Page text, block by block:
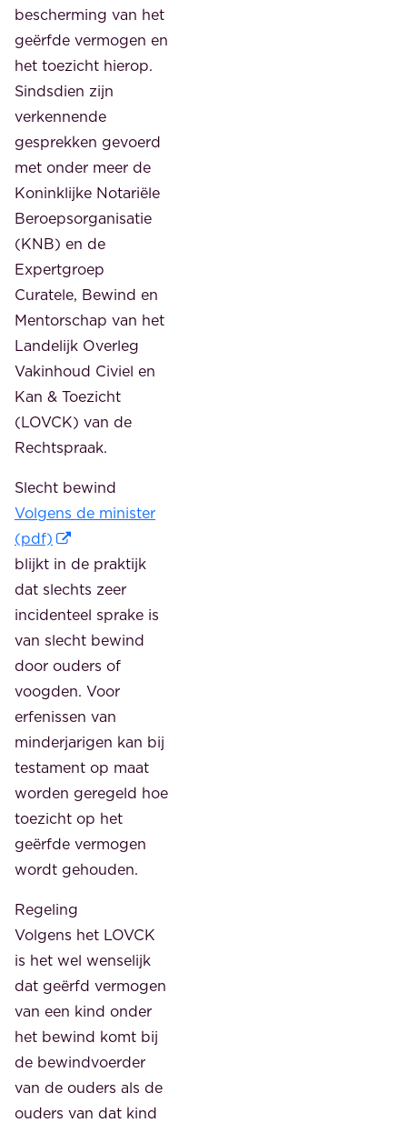
bescherming van het
geërfde vermogen en
het toezicht hierop.
Sindsdien zijn
verkennende
gesprekken gevoerd
met onder meer de
Koninklijke Notariële
Beroepsorganisatie
(KNB) en de
Expertgroep
Curatele, Bewind en
Mentorschap van het
Landelijk Overleg
Vakinhoud Civiel en
Kan & Toezicht
(LOVCK) van de
Rechtspraak.
Slecht bewind
Volgens de minister
(pdf)
blijkt in de praktijk
dat slechts zeer
incidenteel sprake is
van slecht bewind
door ouders of
voogden. Voor
erfenissen van
minderjarigen kan bij
testament op maat
worden geregeld hoe
toezicht op het
geërfde vermogen
wordt gehouden.
Regeling
Volgens het LOVCK
is het wel wenselijk
dat geërfd vermogen
van een kind onder
het bewind komt bij
de bewindvoerder
van de ouders als de
ouders van dat kind